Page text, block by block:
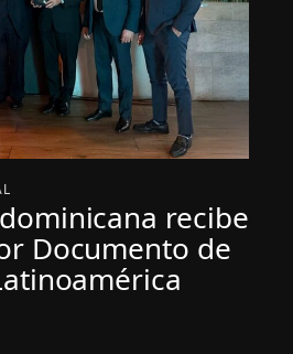
recibe
Documento de